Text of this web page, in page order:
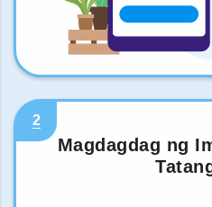
2
Magdagdag ng